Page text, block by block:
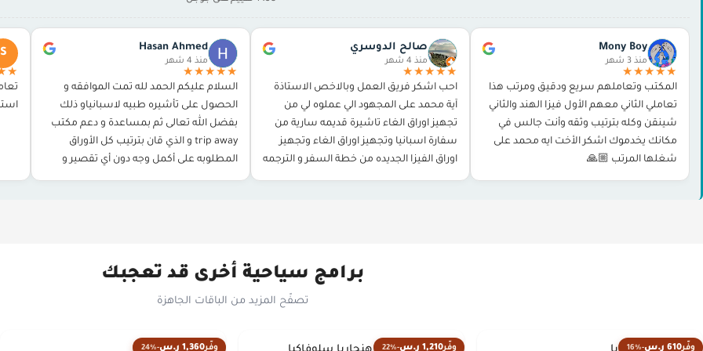
Mony Boy
منذ 3 شهر
★★★★★
المكتب وتعاملهم سريع ودقيق ومرتب هذا
تعاملي الثاني معهم الأول فيزا الهند والثاني
شينقن وكله بترتيب وثقه وأنت جالس في
مكانك يخدموك اشكر الأخت ايه محمد على
شغلها المرتب 🙏🏼
صالح الدوسري
منذ 4 شهر
★★★★★
احب اشكر فريق العمل وبالاخص الاستاذة
آية محمد على المجهود الي عملوه لي من
تجهيز اوراق الغاء تاشيرة قديمه سارية من
سفارة اسبانيا وتجهيز اوراق الغاء وتجهيز
اوراق الفيزا الجديده من خطة السفر و الترجمه
و حجز الموعد وغيرها بدون…
Hasan Ahmed
منذ 4 شهر
★★★★★
السلام عليكم الحمد لله تمت الموافقه و
الحصول على تأشيره طبيه لاسبانياو ذلك
بفضل الله تعالى ثم بمساعدة و دعم مكتب
trip away و الذي قان بترتيب كل الأوراق
المطلوبه على أكمل وجه دون أي تقصير و
توجيهي بكل ما…
S
برامج سياحية أخرى قد تعجبك
تصفّح المزيد من الباقات الجاهزة
وفّر610 ر.س -16% وفّر1,210 ر.س -22% وفّر1,360 ر.س -24%